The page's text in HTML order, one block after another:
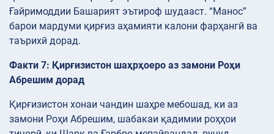
Ғайримоддии Башарият эътироф шудааст. “Манос”
барои мардуми қирғиз аҳамияти калони фарҳангӣ ва
таърихӣ дорад.
Факти 7: Қирғизистон шаҳрҳоеро аз замони Роҳи
Абрешим дорад
Қирғизистон хонаи чандин шаҳре мебошад, ки аз
замони Роҳи Абрешим, шабакаи қадимии роҳҳои